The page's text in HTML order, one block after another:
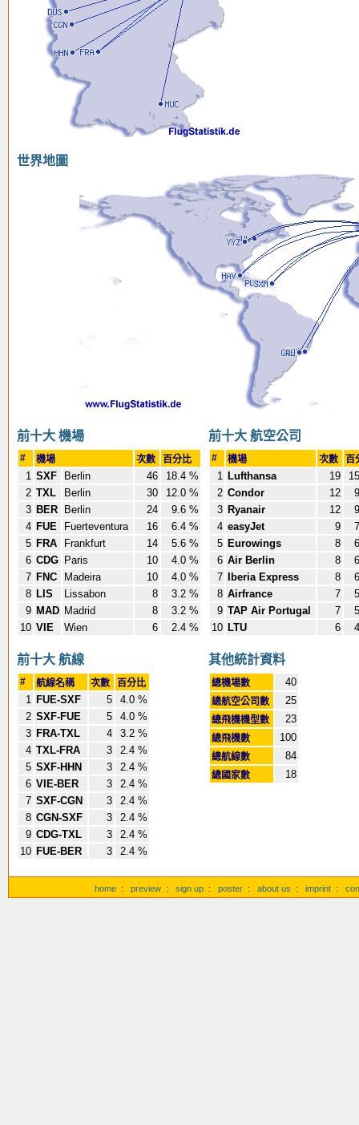
世界地圖
前十大 機場
# 機場 次數 百分比
1 SXF Berlin 46
18.4 %
2 TXL Berlin 30
12.0 %
3 BER Berlin 24
9.6 %
4 FUE Fuerteventura 16
6.4 %
5 FRA Frankfurt 14
5.6 %
6 CDG Paris 10
4.0 %
7 FNC Madeira 10
4.0 %
8 LIS Lissabon 8
3.2 %
9 MAD Madrid 8
3.2 %
10 VIE Wien 6 2.4 %
前十大 航空公司
# 機場 次數 百
1 Lufthansa 19
2 Condor 12
3 Ryanair 12
4 easyJet 9
5 Eurowings 8
6 Air Berlin 8
7
Iberia Express 8
8 Airfrance 7
9 TAP Air Portugal 7
10 LTU 6
前十大 航線
# 航線名稱 次數 百分比
1 FUE-SXF 5
4.0 %
2 SXF-FUE 5
4.0 %
3 FRA-TXL 4
3.2 %
4 TXL-FRA 3
2.4 %
5 SXF-HHN 3
2.4 %
6 VIE-BER 3
2.4 %
7 SXF-CGN 3
2.4 %
8 CGN-SXF 3
2.4 %
9 CDG-TXL 3
2.4 %
10 FUE-BER 3 2.4 %
其他統計資料
總機場數 40
總航空公司數 25
總飛機機型數 23
總飛機數 100
總航線數 84
總國家數 18
home : preview : sign up : poster : about us : imprint :